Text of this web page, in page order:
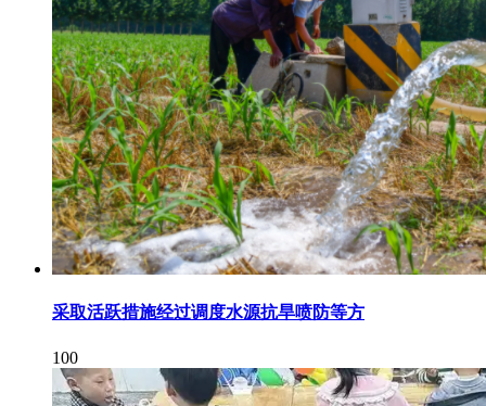
采取活跃措施经过调度水源抗旱喷防等方
100